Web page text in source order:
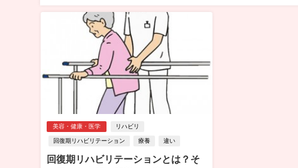
美容・健康・医学 リハビリ
回復期リハビリテーション 療養 違い
回復期リハビリテーションとは？そ